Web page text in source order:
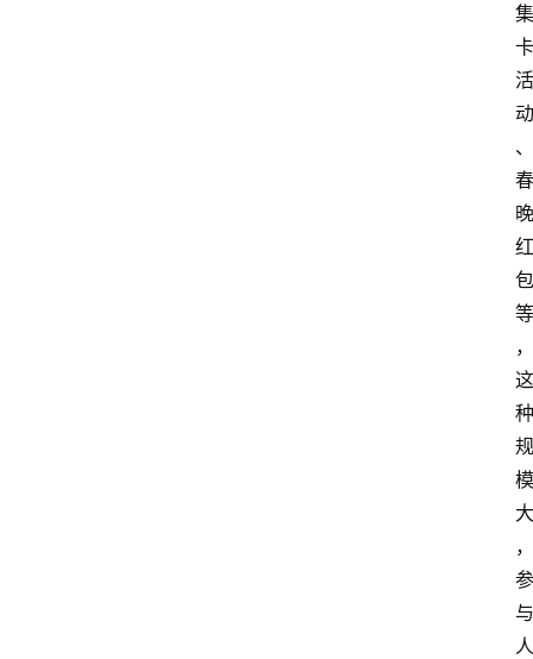
集
卡
活
动
、
春
晚
红
包
等
，
这
种
规
模
大
，
参
与
人